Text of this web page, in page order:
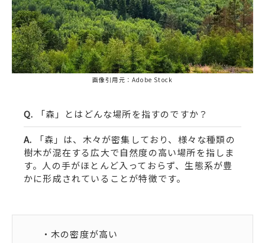
画像引用元：Adobe Stock
「森」とはどんな場所を指すのですか？
「森」は、木々が密集しており、様々な種類の
樹木が混在する広大で自然度の高い場所を指しま
す。人の手がほとんど入っておらず、生態系が豊
かに形成されていることが特徴です。
・木の密度が高い